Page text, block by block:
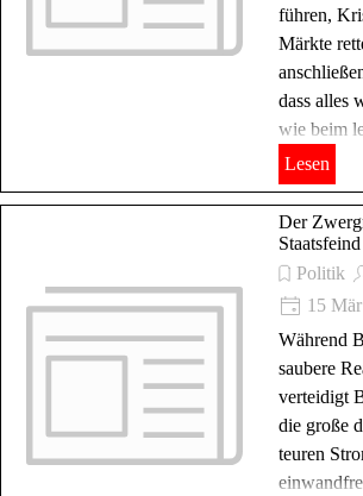
führen,
Märkte
dass alles
wie beim
Lesen
Der
Staatsfeind
Politik
15
Während
saubere
verteidigt
die große
teuren